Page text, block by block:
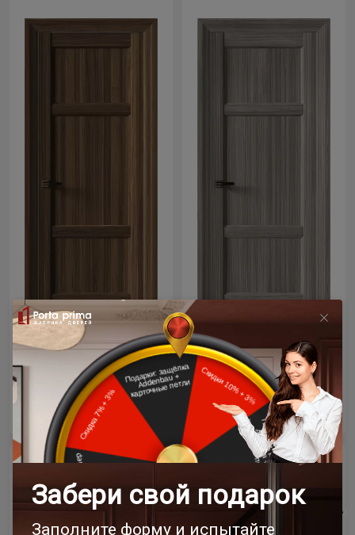
Цена за полотно
21 286 ₽
25 043 ₽
Цена за полотно
21 286 ₽
25 043 ₽
- 15% скидка
Siena Neo Classic Decoro /
Сиена Нео Классик
Межкомнатная дверь
Siena Neo Classic Decoro /
Сиена Нео Классик
Декоро